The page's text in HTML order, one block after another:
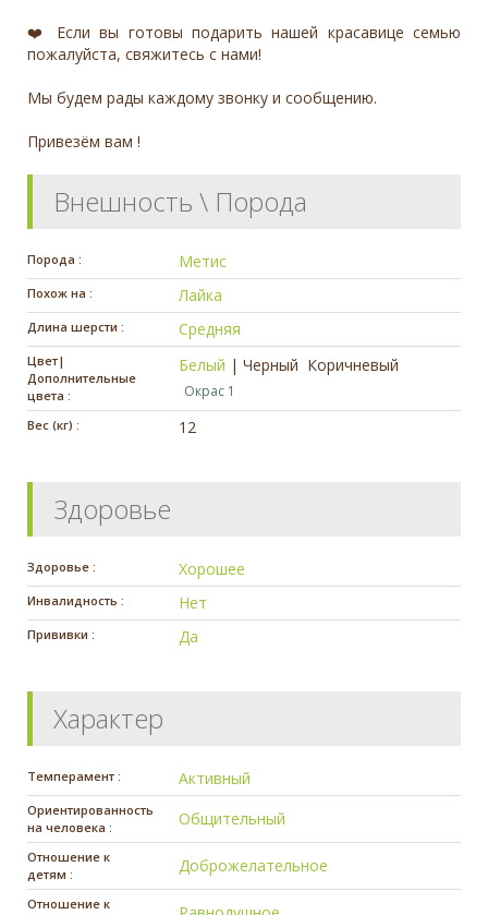
❤️ Если вы готовы подарить нашей красавице семью
пожалуйста, свяжитесь с нами!
Мы будем рады каждому звонку и сообщению.
Привезём вам !
Внешность \ Порода
Порода : Метис
Похож на : Лайка
Длина шерсти : Средняя
Цвет|
Дополнительные
цвета :
Белый |Черный Коричневый
Окрас 1
Вес (кг) : 12
Здоровье
Здоровье : Хорошее
Инвалидность : Нет
Прививки : Да
Характер
Темперамент : Активный
Ориентированность
на человека :
Общительный
Отношение к
детям :
Доброжелательное
Отношение к